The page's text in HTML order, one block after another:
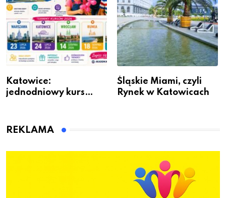
Katowice:
jednodniowy kurs
dzieci
Śląskie Miami, czyli
Rynek w Katowicach
REKLAMA